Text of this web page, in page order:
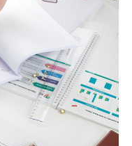
お見積もり依頼